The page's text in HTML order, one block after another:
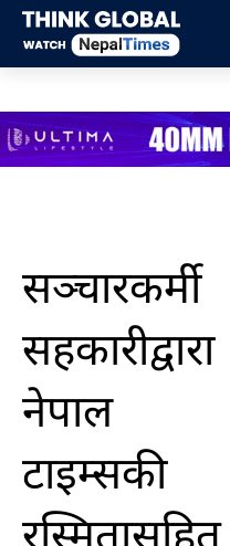
Skip
content
सञ्चारकर्मी
सहकारीद्वारा
नेपाल
टाइम्सकी
रस्मितासहित